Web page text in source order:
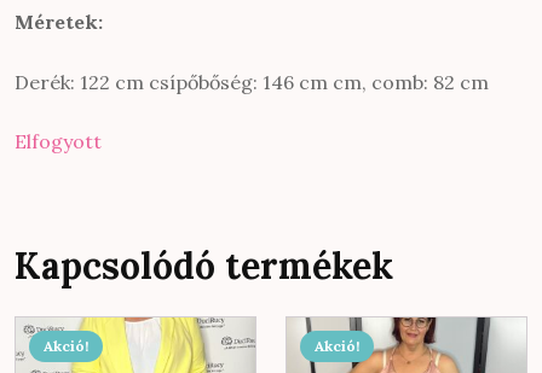
Méretek:
Derék: 122 cm csípőbőség: 146 cm cm, comb: 82 cm
Elfogyott
Kapcsolódó termékek
Akció!
Ennek
a
Akció!